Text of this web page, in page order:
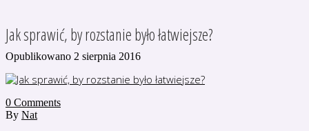
Jak sprawić, by rozstanie było łatwiejsze?
Opublikowano 2 sierpnia 2016
0 Comments
By Nat